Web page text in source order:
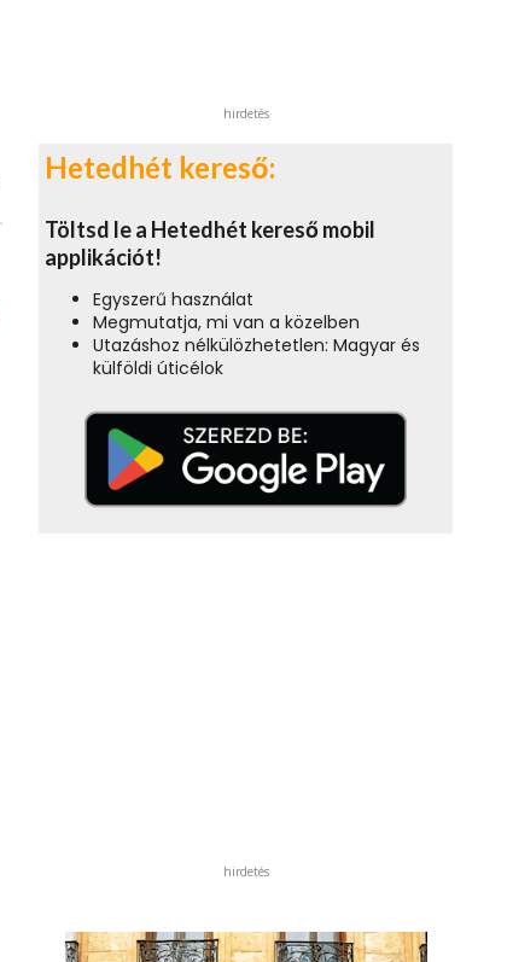
hirdetés
Hetedhét kereső:
Töltsd le a Hetedhét kereső mobil
applikációt!
Egyszerű használat
Megmutatja, mi van a közelben
Utazáshoz nélkülözhetetlen: Magyar és
külföldi úticélok
hirdetés